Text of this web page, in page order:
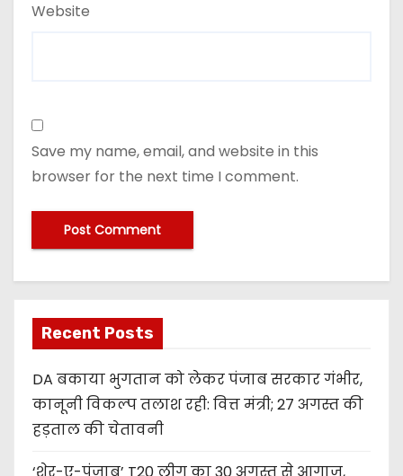
Website
Save my name, email, and website in this
browser for the next time I comment.
Recent Posts
DA बकाया भुगतान को लेकर पंजाब सरकार गंभीर,
कानूनी विकल्प तलाश रही: वित्त मंत्री; 27 अगस्त की
हड़ताल की चेतावनी